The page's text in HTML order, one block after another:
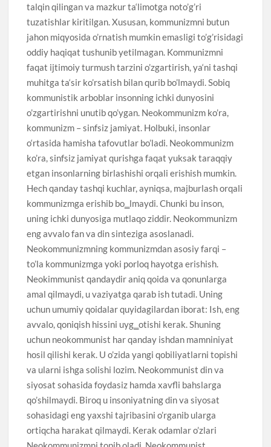
talqin qilingan va mazkur ta‘limotga noto’g’ri
tuzatishlar kiritilgan. Xususan, kommunizmni butun
jahon miqyosida o’rnatish mumkin emasligi to’g’risidagi
oddiy haqiqat tushunib yetilmagan. Kommunizmni
faqat ijtimoiy turmush tarzini o’zgartirish, ya‘ni tashqi
muhitga ta‘sir ko’rsatish bilan qurib bo’lmaydi. Sobiq
kommunistik arboblar insonning ichki dunyosini
o’zgartirishni unutib qo’ygan. Neokommunizm ko’ra,
kommunizm – sinfsiz jamiyat. Holbuki, insonlar
o‘rtasida hamisha tafovutlar bo’ladi. Neokommunizm
ko’ra, sinfsiz jamiyat qurishga faqat yuksak taraqqiy
etgan insonlarning birlashishi orqali erishish mumkin.
Hech qanday tashqi kuchlar, ayniqsa, majburlash orqali
kommunizmga erishib bo‗lmaydi. Chunki bu inson,
uning ichki dunyosiga mutlaqo ziddir. Neokommunizm
eng avvalo fan va din sinteziga asoslanadi.
Neokommunizmning kommunizmdan asosiy farqi –
to’la kommunizmga yoki porloq hayotga erishish.
Neokimmunist qandaydir aniq qoida va qonunlarga
amal qilmaydi, u vaziyatga qarab ish tutadi. Uning
uchun umumiy qoidalar quyidagilardan iborat: Ish, eng
avvalo, qoniqish hissini uyg‗otishi kerak. Shuning
uchun neokommunist har qanday ishdan mamniniyat
hosil qilishi kerak. U o’zida yangi qobiliyatlarni topishi
va ularni ishga solishi lozim. Neokommunist din va
siyosat sohasida foydasiz hamda xavfli bahslarga
qo’shilmaydi. Biroq u insoniyatning din va siyosat
sohasidagi eng yaxshi tajribasini o’rganib ularga
ortiqcha harakat qilmaydi. Kerak odamlar o’zlari